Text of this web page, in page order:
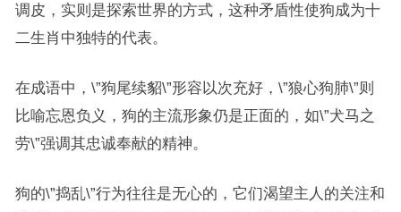
调皮，实则是探索世界的方式，这种矛盾性使狗成为十
二生肖中独特的代表。
在成语中，\”狗尾续貂\”形容以次充好，\”狼心狗肺\”则
比喻忘恩负义，狗的主流形象仍是正面的，如\”犬马之
劳\”强调其忠诚奉献的精神。
狗的\”捣乱\”行为往往是无心的，它们渴望主人的关注和